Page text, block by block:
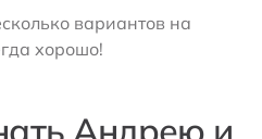
вариантов на
хорошо!